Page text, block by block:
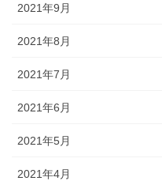
2021年9月
2021年8月
2021年7月
2021年6月
2021年5月
2021年4月